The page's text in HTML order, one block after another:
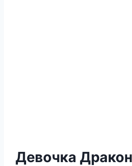
Девочка